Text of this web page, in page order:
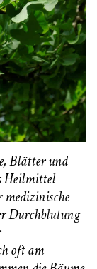
Blätter und
Heilmittel
Durchblutung
oft am